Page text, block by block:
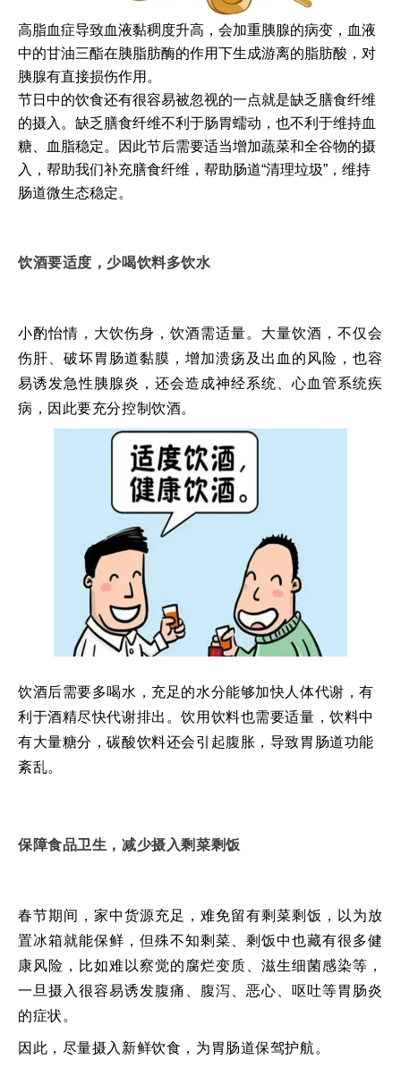
高脂血症导致血液黏稠度升高，会加重胰腺的病变，血液
中的甘油三酯在胰脂肪酶的作用下生成游离的脂肪酸，对
胰腺有直接损伤作用。
节日中的饮食还有很容易被忽视的一点就是缺乏膳食纤维
的摄入。缺乏膳食纤维不利于肠胃蠕动，也不利于维持血
糖、血脂稳定。因此节后需要适当增加蔬菜和全谷物的摄
入，帮助我们补充膳食纤维，帮助肠道“清理垃圾”，维持
肠道微生态稳定。
饮酒要适度，少喝饮料多饮水
小酌怡情，大饮伤身，饮酒需适量。大量饮酒，不仅会
伤肝、破坏胃肠道黏膜，增加溃疡及出血的风险，也容
易诱发急性胰腺炎，还会造成神经系统、心血管系统疾
病，因此要充分控制饮酒。
饮酒后需要多喝水，充足的水分能够加快人体代谢，有
利于酒精尽快代谢排出。饮用饮料也需要适量，饮料中
有大量糖分，碳酸饮料还会引起腹胀，导致胃肠道功能
紊乱。
保障食品卫生，减少摄入剩菜剩饭
春节期间，家中货源充足，难免留有剩菜剩饭，以为放
置冰箱就能保鲜，但殊不知剩菜、剩饭中也藏有很多健
康风险，比如难以察觉的腐烂变质、滋生细菌感染等，
一旦摄入很容易诱发腹痛、腹泻、恶心、呕吐等胃肠炎
的症状。
因此，尽量摄入新鲜饮食，为胃肠道保驾护航。